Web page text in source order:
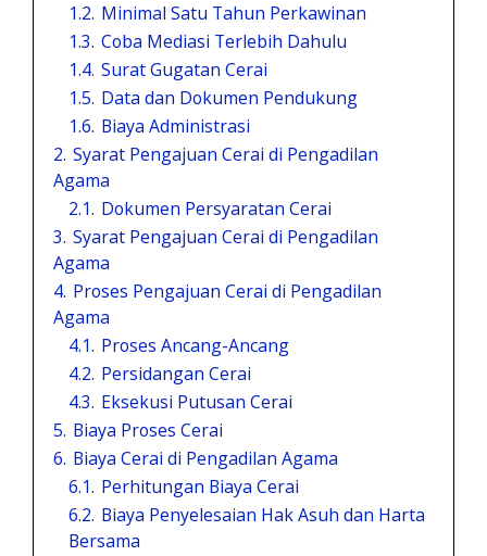
1.2. Minimal Satu Tahun Perkawinan
1.3. Coba Mediasi Terlebih Dahulu
1.4. Surat Gugatan Cerai
1.5. Data dan Dokumen Pendukung
1.6. Biaya Administrasi
2. Syarat Pengajuan Cerai di Pengadilan
Agama
2.1. Dokumen Persyaratan Cerai
3. Syarat Pengajuan Cerai di Pengadilan
Agama
4. Proses Pengajuan Cerai di Pengadilan
Agama
4.1. Proses Ancang-Ancang
4.2. Persidangan Cerai
4.3. Eksekusi Putusan Cerai
5. Biaya Proses Cerai
6. Biaya Cerai di Pengadilan Agama
6.1. Perhitungan Biaya Cerai
6.2. Biaya Penyelesaian Hak Asuh dan Harta
Bersama